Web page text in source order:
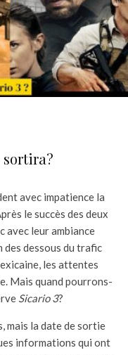
sortira?
avec impatience la
le succès des deux
avec leur ambiance
dessous du trafic
les attentes
Mais quand pourrons-
Sicario 3?
mais la date de sortie
informations qui ont